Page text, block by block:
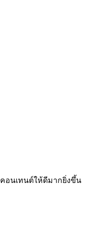
อนเทนต์ให้ดีมากยิ่งขึ้น